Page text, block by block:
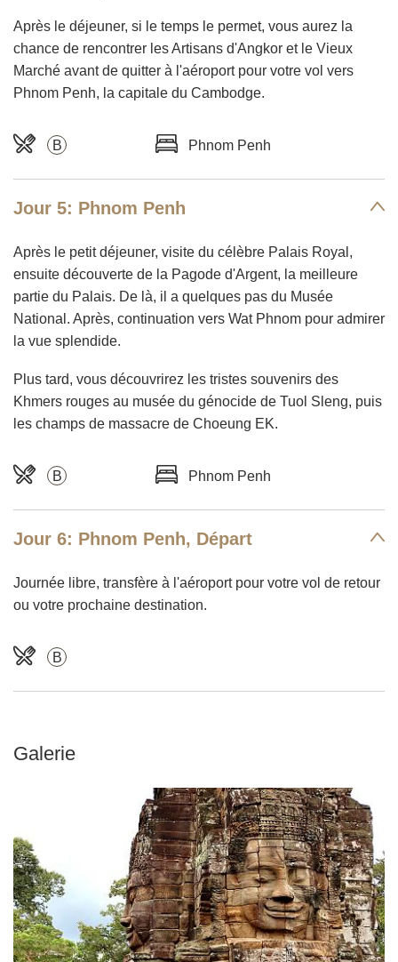
Après le déjeuner, si le temps le permet, vous aurez la
chance de rencontrer les Artisans d'Angkor et le Vieux
Marché avant de quitter à l'aéroport pour votre vol vers
Phnom Penh, la capitale du Cambodge.
B Phnom Penh
Jour 5: Phnom Penh
Après le petit déjeuner, visite du célèbre Palais Royal,
ensuite découverte de la Pagode d'Argent, la meilleure
partie du Palais. De là, il a quelques pas du Musée
National. Après, continuation vers Wat Phnom pour admirer
la vue splendide.
Plus tard, vous découvrirez les tristes souvenirs des
Khmers rouges au musée du génocide de Tuol Sleng, puis
les champs de massacre de Choeung EK.
B Phnom Penh
Jour 6: Phnom Penh, Départ
Journée libre, transfère à l'aéroport pour votre vol de retour
ou votre prochaine destination.
B
Galerie